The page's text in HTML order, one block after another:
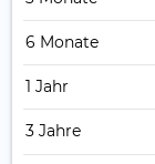
6 Monate
1 Jahr
3 Jahre